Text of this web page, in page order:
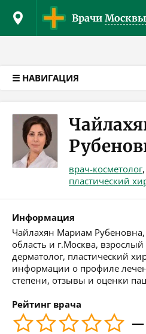
Врачи Москвы
☰ НАВИГАЦИЯ
врач-косметолог,
пластический
Информация
Чайлахян Мариам
область и г.Москва,
дерматолог, пластический
информации о профиле
степени, отзывы и оценки
Рейтинг врача
—